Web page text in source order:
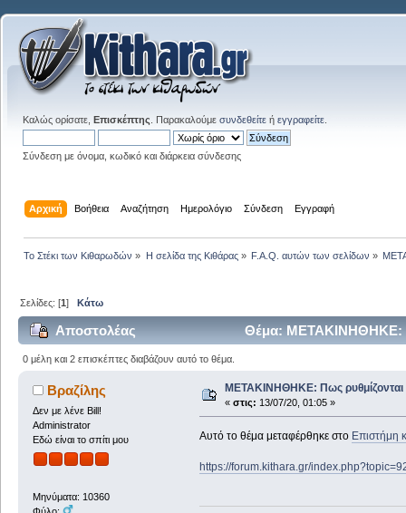
Καλώς ορίσατε, Επισκέπτης . Παρακαλούμε συνδεθείτε ή εγγραφείτε
Σύνδεση με όνομα, κωδικό και διάρκεια σύνδεσης
Αρχική Βοήθεια Αναζήτηση Ημερολόγιο Σύνδεση Εγγραφή
Το Στέκι των Κιθαρωδών » Η σελίδα της Κιθάρας» F.A.Q. αυτών των σελίδων »
Σελίδες: [1]Κάτω
Αποστολέας Θέμα: ΜΕΤΑΚΙΝΗΘΗΚΕ:
0 μέλη και 2 επισκέπτες διαβάζουν αυτό το θέμα.
Βραζίλης
Δεν με λένε Bill!
Administrator
Εδώ είναι το σπίτι μου
Μηνύματα: 10360
ΜΕΤΑΚΙΝΗΘΗΚΕ: Πως ρυθμίζονται
« στις: 13/07/20, 01:05 »
Αυτό το θέμα μεταφέρθηκε στο Επιστήμη
https://forum.kithara.gr/